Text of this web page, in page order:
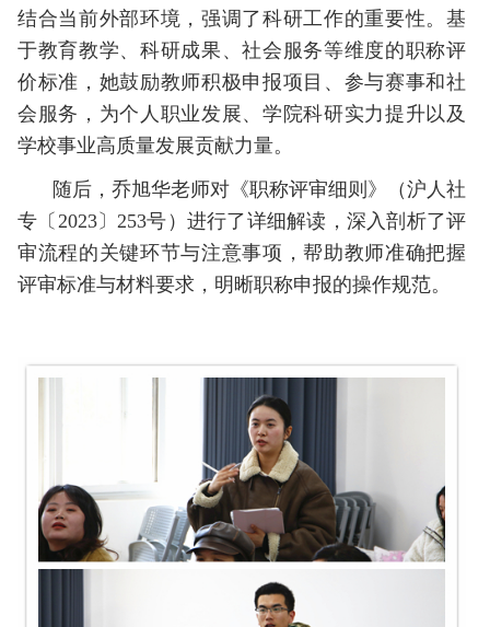
结合当前外部环境，强调了科研工作的重要性。基
于教育教学、科研成果、社会服务等维度的职称评
价标准，她鼓励教师积极申报项目、参与赛事和社
会服务，为个人职业发展、学院科研实力提升以及
学校事业高质量发展贡献力量。
随后，乔旭华老师对《职称评审细则》（沪人社
专〔 2023〕253号）进行了详细解读，深入剖析了评
审流程的关键环节与注意事项，帮助教师准确把握
评审标准与材料要求，明晰职称申报的操作规范。